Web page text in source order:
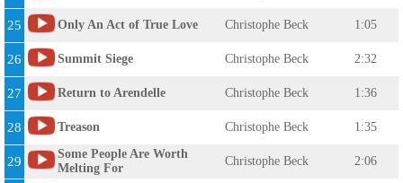
25 Only An Act of True Love Christophe Beck 1:05
26 Summit Siege Christophe Beck 2:32
27 Return to Arendelle Christophe Beck 1:36
28 Treason Christophe Beck 1:35
29
Some People Are Worth
Melting For
Christophe Beck 2:06